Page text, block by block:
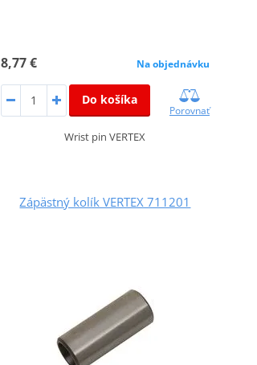
8,77 € Na objednávku
Do košíka
Porovnať
Wrist pin VERTEX
Zápästný kolík VERTEX 711201